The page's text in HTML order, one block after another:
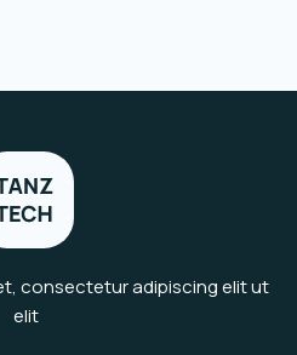
consectetur adipiscing elit ut
elit